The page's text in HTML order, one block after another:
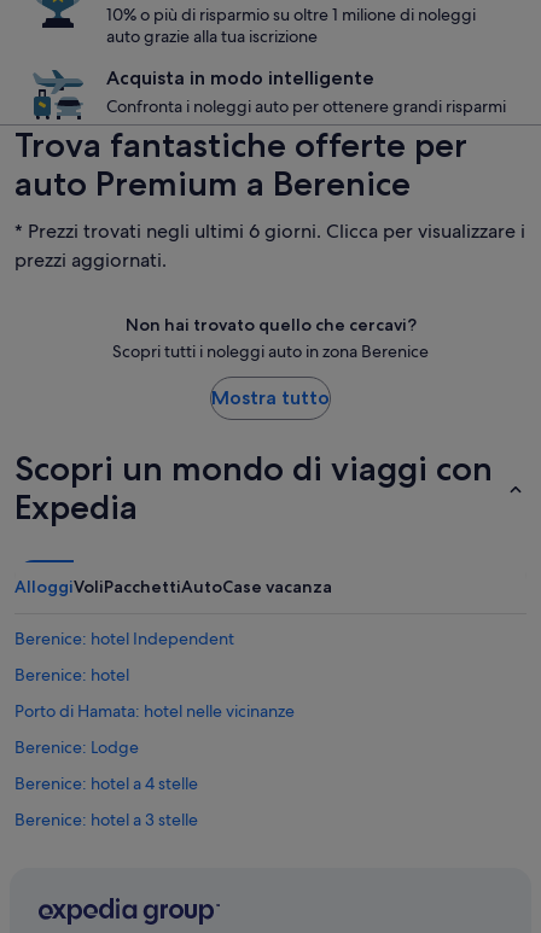
10% o più di risparmio su oltre 1 milione di noleggi
auto grazie alla tua iscrizione
Acquista in modo intelligente
Confronta i noleggi auto per ottenere grandi risparmi
Trova fantastiche offerte per
auto Premium a Berenice
* Prezzi trovati negli ultimi 6 giorni. Clicca per visualizzare i
prezzi aggiornati.
Non hai trovato quello che cercavi?
Scopri tutti i noleggi auto in zona Berenice
Mostra tutto
Scopri un mondo di viaggi con
Expedia
AlloggiVoliPacchettiAutoCase vacanza
Berenice: hotel Independent
Berenice: hotel
Porto di Hamata: hotel nelle vicinanze
Berenice: Lodge
Berenice: hotel a 4 stelle
Berenice: hotel a 3 stelle